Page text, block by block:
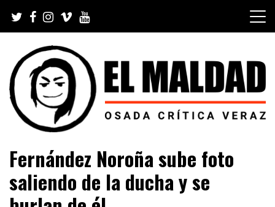
content
El Maldad
Viral y Youtube
Fernández Noroña sube foto
saliendo de la ducha y se